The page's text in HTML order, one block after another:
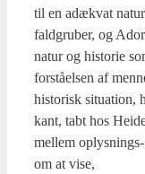
til en adæ­kvat
fald­gru­ber, og
natur og histo­rie
for­stå­el­sen af
histo­risk situ­a­tion,
kant, tabt hos
mel­lem
om at vise,